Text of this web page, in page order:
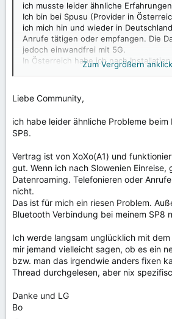
ich musste leider ähnliche
Ich bin bei Spusu (Provider in
ich mich hin und wieder in
Anrufe tätigen oder empfangen. Die
jedoch einwandfrei mit 5G.
In Österreich habe ich nach
Updates keine Probleme mit dem
einwandfrei.
Ich habe auf der zweiten SIM-Karte
interessanten Unterschied: Ich kann
dem A1 Tarif Mobilfunknummern
erreichen.
Jedoch ist der Tarif bei A1 objektiv
der bei Spusu, ich bekomme für mein
Leistungen bei Spusu und bin auch
mit dem Tarif super happy und
Ich werde eine Mail an den Support
SP8 wohl nur als mein Ersatzgerät in
Einsatz kommen...
Zum Vergrößern
Liebe Community,
ich habe leider ähnliche Probleme beim
SP8.
Vertrag ist von XoXo(A1) und
gut. Wenn ich nach Slowenien Einreise,
Datenroaming. Telefonieren oder
nicht.
Das ist für mich ein riesen Problem.
Bluetooth Verbindung bei meinem SP8
Ich werde langsam unglücklich mit
mir jemand vielleicht sagen, ob es ein
bzw. man das irgendwie anders fixen
Thread durchgelesen, aber nix
Danke und LG
Bo